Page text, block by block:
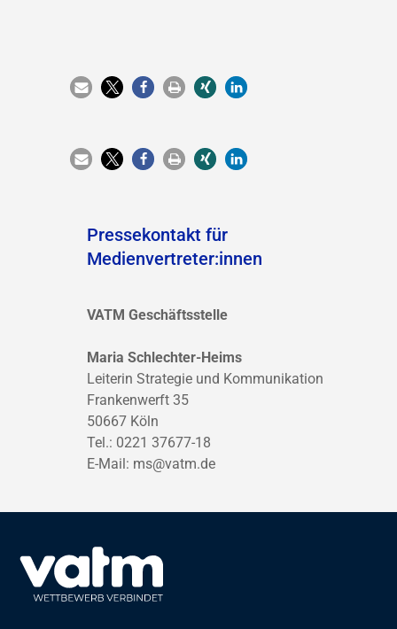
Pressekontakt für
Medienvertreter:innen
VATM Geschäftsstelle
Maria Schlechter-Heims
Leiterin Strategie und Kommunikation
Frankenwerft 35
50667 Köln
Tel.: 0221 37677-18
E-Mail: ms@vatm.de